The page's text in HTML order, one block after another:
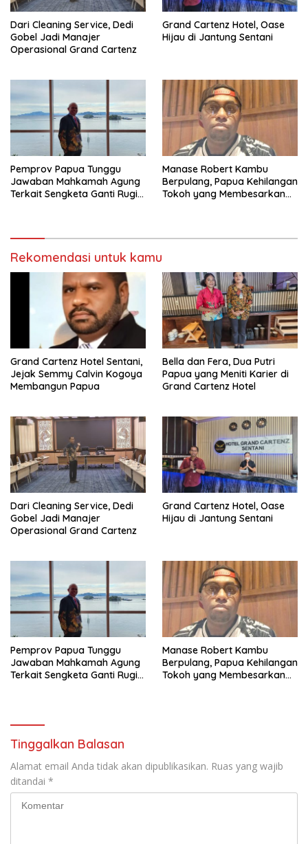
Dari Cleaning Service, Dedi
Gobel Jadi Manajer
Operasional Grand Cartenz
Grand Cartenz Hotel, Oase
Hijau di Jantung Sentani
Pemprov Papua Tunggu
Jawaban Mahkamah Agung
Terkait Sengketa Ganti Rugi
Manase Robert Kambu
Berpulang, Papua Kehilangan
Tokoh yang Membesarkan
Rekomendasi untuk kamu
Grand Cartenz Hotel Sentani,
Jejak Semmy Calvin Kogoya
Membangun Papua
Bella dan Fera, Dua Putri
Papua yang Meniti Karier di
Grand Cartenz Hotel
Dari Cleaning Service, Dedi
Gobel Jadi Manajer
Operasional Grand Cartenz
Grand Cartenz Hotel, Oase
Hijau di Jantung Sentani
Pemprov Papua Tunggu
Jawaban Mahkamah Agung
Terkait Sengketa Ganti Rugi
Manase Robert Kambu
Berpulang, Papua Kehilangan
Tokoh yang Membesarkan
Tinggalkan Balasan
Alamat email Anda tidak akan dipublikasikan. Ruas yang wajib
ditandai *